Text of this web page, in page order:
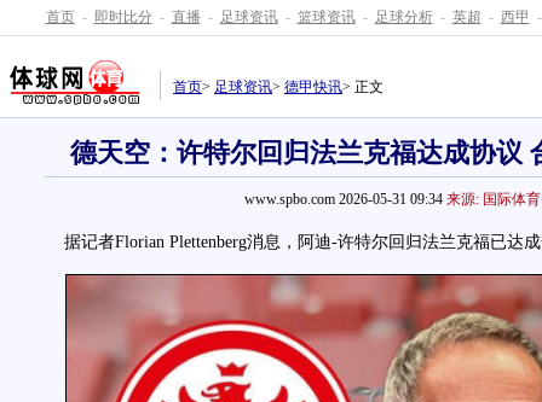
首页 - 即时比分 - 直播 - 足球资讯 - 篮球资讯 - 足球分析 - 英超 - 西甲 -
首页> 足球资讯> 德甲快讯> 正文
德天空：许特尔回归法兰克福达成协议
www.spbo.com 2026-05-31 09:34 来源: 国际体育
据记者Florian Plettenberg消息，阿迪-许特尔回归法兰克福已达